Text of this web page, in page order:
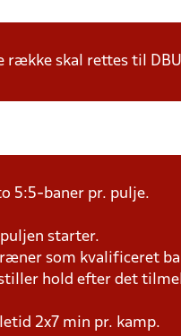
række skal rettes til
5:5-baner pr. pulje.
starter.
som kvalificeret
hold efter det
2x7 min pr. kamp.